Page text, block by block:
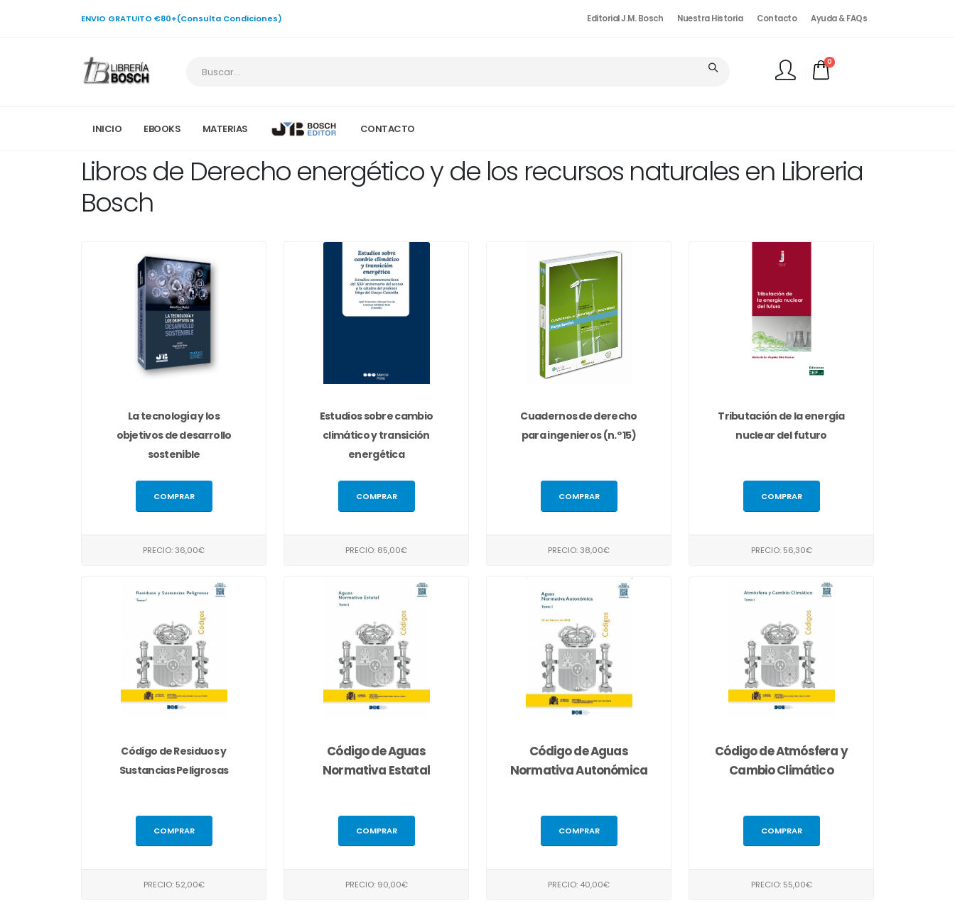
ENVIO GRATUITO €80+(Consulta Condiciones) Editorial J.M. Bosch Nuestra Historia Contacto Ayuda & FAQs
0
INICIO EBOOKS MATERIAS CONTACTO
Libros de Derecho energético y de los recursos naturales en Libreria
Bosch
La tecnología y los
objetivos de desarrollo
sostenible
COMPRAR
PRECIO: 36,00€
Estudios sobre cambio
climático y transición
energética
COMPRAR
PRECIO: 85,00€
Cuadernos de derecho
para ingenieros (n.º 15)
COMPRAR
PRECIO: 38,00€
Tributación de la energía
nuclear del futuro
COMPRAR
PRECIO: 56,30€
Código de Residuos y
Sustancias Peligrosas
COMPRAR
PRECIO: 52,00€
Código de Aguas
Normativa Estatal
COMPRAR
PRECIO: 90,00€
Código de Aguas
Normativa Autonómica
COMPRAR
PRECIO: 40,00€
Código de Atmósfera y
Cambio Climático
COMPRAR
PRECIO: 55,00€